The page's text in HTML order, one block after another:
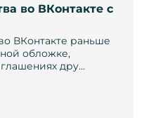
во ВКонтакте с
ВКонтакте раньше
обложке,
дру…